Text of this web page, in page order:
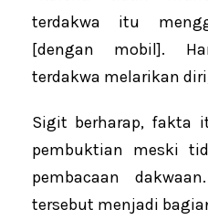
terdakwa itu
[dengan mobil].
terdakwa melarikan
Sigit berharap, fakta
pembuktian meski
pembacaan
tersebut menjadi